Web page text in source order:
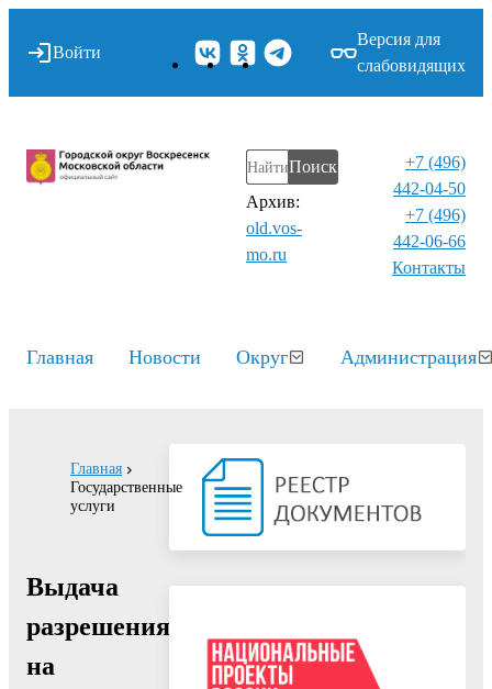
Войти
Версия для
слабовидящих
Поиск
Архив:
old.vos-
mo.ru
+7 (496)
442-04-50
+7 (496)
442-06-66
Контакты⁠
Главная Новости Округ Администрация
Главная
Государственные
услуги
Выдача
разрешения
на